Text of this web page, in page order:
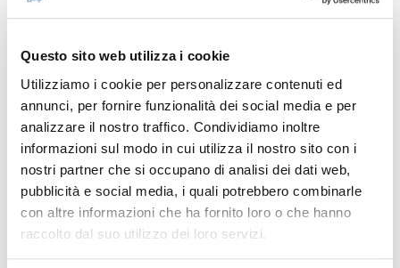
Questo sito web utilizza i cookie
Utilizziamo i cookie per personalizzare contenuti ed
annunci, per fornire funzionalità dei social media e per
analizzare il nostro traffico. Condividiamo inoltre
informazioni sul modo in cui utilizza il nostro sito con i
nostri partner che si occupano di analisi dei dati web,
pubblicità e social media, i quali potrebbero combinarle
con altre informazioni che ha fornito loro o che hanno
raccolto dal suo utilizzo dei loro servizi.